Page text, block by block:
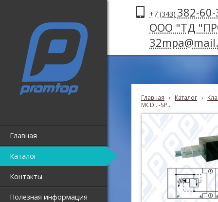
Главная
Каталог
Контакты
Полезная информация
+7 (343) 382-
ООО "ТД
Главная › Каталог ›
MCD...-SP...